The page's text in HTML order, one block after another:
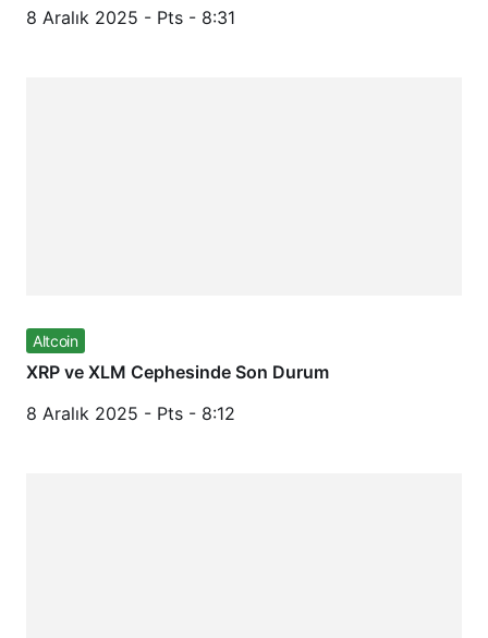
8 Aralık 2025 - Pts - 8:31
Altcoin
XRP ve XLM Cephesinde Son Durum
8 Aralık 2025 - Pts - 8:12